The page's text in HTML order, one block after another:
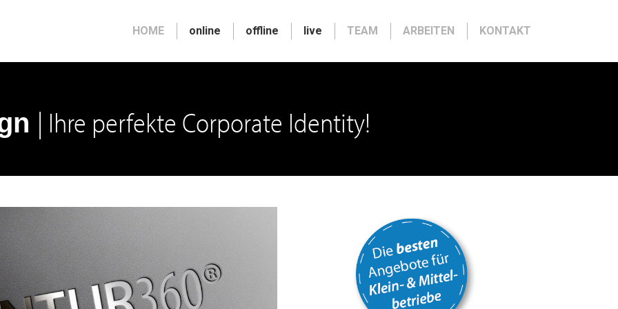
HOME online offline live TEAM ARBEITEN KONTAKT
| Ihre perfekte Corporate Identity!